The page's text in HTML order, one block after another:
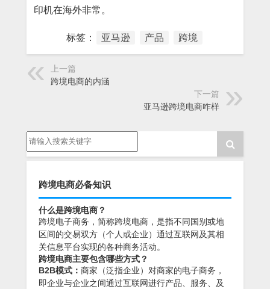
印机在海外非常。
标签： 亚马逊 产品 跨境
上一篇
跨境电商的内涵
下一篇
亚马逊跨境电商咋样
跨境电商必备知识
什么是跨境电商？
跨境电子商务，简称跨境电商，是指不同国别或地
区间的交易双方（个人或企业）通过互联网及其相
关信息平台实现的各种商务活动。
跨境电商主要包含哪些方式？
B2B模式： 商家（泛指企业）对商家的电子商务，
即企业与企业之间通过互联网进行产品、服务、及